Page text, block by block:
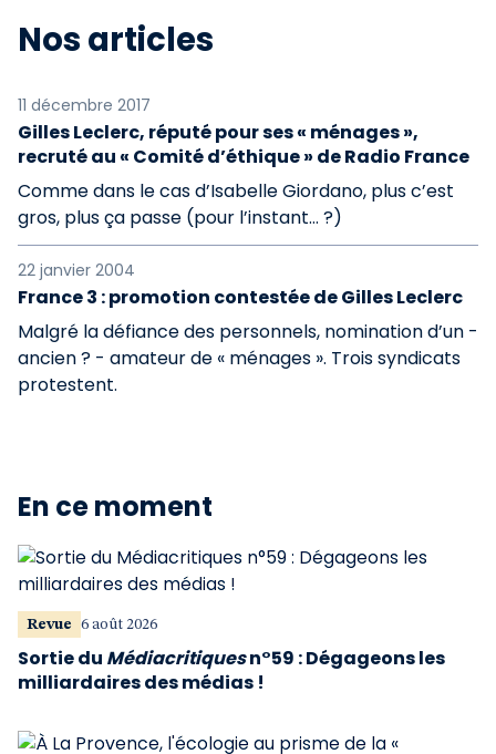
Nos articles
11 décembre 2017
Gilles Leclerc, réputé pour ses « ménages »,
recruté au « Comité d’éthique » de Radio France
Comme dans le cas d’Isabelle Giordano, plus c’est
gros, plus ça passe (pour l’instant… ?)
22 janvier 2004
France 3 : promotion contestée de Gilles Leclerc
Malgré la défiance des personnels, nomination d’un -
ancien ? - amateur de « ménages ». Trois syndicats
protestent.
En ce moment
Revue 6 août 2026
Sortie du Médiacritiquesn°59 : Dégageons les
milliardaires des médias !